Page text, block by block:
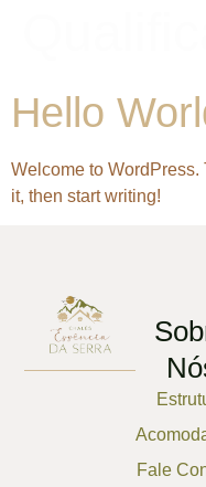
Hello
Welcome to
it, then start writing!
Fale